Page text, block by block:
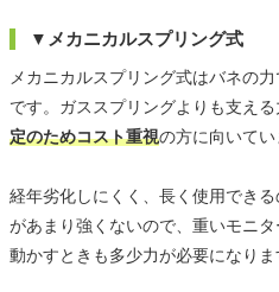
▼メカニカルスプリング式
メカニカルスプリング式はバネの
です。ガススプリングよりも支える
定のためコスト重視の方に向いてい
経年劣化しにくく、長く使用でき
があまり強くないので、重いモニ
動かすときも多少力が必要になりま